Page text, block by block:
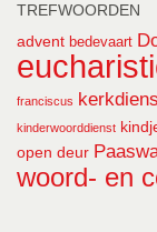
TREFWOORDEN
advent bedevaart
franciscus
kinderwoorddienst
open deur
woord- en